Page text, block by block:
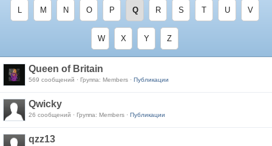
L M N O P Q R S T U V
W X Y Z
Queen of Britain
569 сообщений · Группа: Members · Публикации
Qwicky
26 сообщений · Группа: Members · Публикации
qzz13